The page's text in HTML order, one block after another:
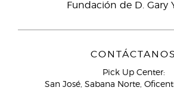
Fundación de D. Gary
CONTÁCTANOS
Pick Up Center:
San José, Sabana Norte,